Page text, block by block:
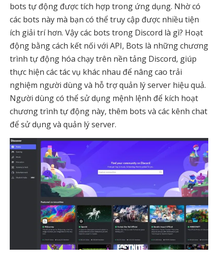
bots tự động được tích hợp trong ứng dụng. Nhờ có
các bots này mà bạn có thể truy cập được nhiều tiện
ích giải trí hơn. Vậy các bots trong Discord là gì? Hoạt
động bằng cách kết nối với API, Bots là những chương
trình tự động hóa chạy trên nền tảng Discord, giúp
thực hiện các tác vụ khác nhau để nâng cao trải
nghiệm người dùng và hỗ trợ quản lý server hiệu quả.
Người dùng có thể sử dụng mệnh lệnh để kích hoạt
chương trình tự động này, thêm bots và các kênh chat
để sử dụng và quản lý server.